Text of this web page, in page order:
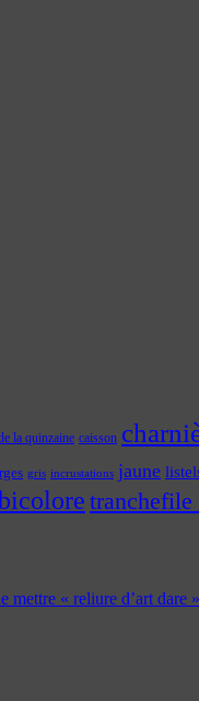
la quinzaine caisson
gris incrustations jaune
tranchefile
« reliure d’art dare